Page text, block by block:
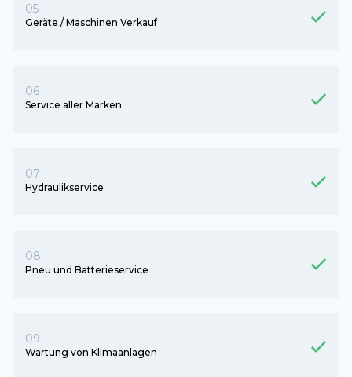
05
Geräte / Maschinen Verkauf
06
Service aller Marken
07
Hydraulikservice
08
Pneu und Batterieservice
09
Wartung von Klimaanlagen